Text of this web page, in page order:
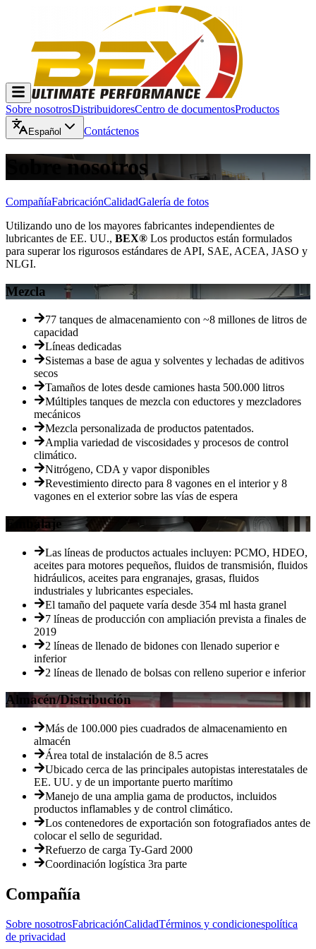
Sobre nosotrosDistribuidoresCentro de documentosProductos
Español Contáctenos
Sobre nosotros
CompañíaFabricaciónCalidadGalería de fotos
Utilizando uno de los mayores fabricantes independientes de
lubricantes de EE. UU., BEX® Los productos están formulados
para superar los rigurosos estándares de API, SAE, ACEA, JASO y
NLGI.
Mezcla
77 tanques de almacenamiento con ~8 millones de litros de
capacidad
Líneas dedicadas
Sistemas a base de agua y solventes y lechadas de aditivos
secos
Tamaños de lotes desde camiones hasta 500.000 litros
Múltiples tanques de mezcla con eductores y mezcladores
mecánicos
Mezcla personalizada de productos patentados.
Amplia variedad de viscosidades y procesos de control
climático.
Nitrógeno, CDA y vapor disponibles
Revestimiento directo para 8 vagones en el interior y 8
vagones en el exterior sobre las vías de espera
Embalaje
Las líneas de productos actuales incluyen: PCMO, HDEO,
aceites para motores pequeños, fluidos de transmisión, fluidos
hidráulicos, aceites para engranajes, grasas, fluidos
industriales y lubricantes especiales.
El tamaño del paquete varía desde 354 ml hasta granel
7 líneas de producción con ampliación prevista a finales de
2019
2 líneas de llenado de bidones con llenado superior e
inferior
2 líneas de llenado de bolsas con relleno superior e inferior
Almacén/Distribución
Más de 100.000 pies cuadrados de almacenamiento en
almacén
Área total de instalación de 8.5 acres
Ubicado cerca de las principales autopistas interestatales de
EE. UU. y de un importante puerto marítimo
Manejo de una amplia gama de productos, incluidos
productos inflamables y de control climático.
Los contenedores de exportación son fotografiados antes de
colocar el sello de seguridad.
Refuerzo de carga Ty-Gard 2000
Coordinación logística 3ra parte
Compañía
Sobre nosotrosFabricaciónCalidadTérminos y condicionespolítica
de privacidad